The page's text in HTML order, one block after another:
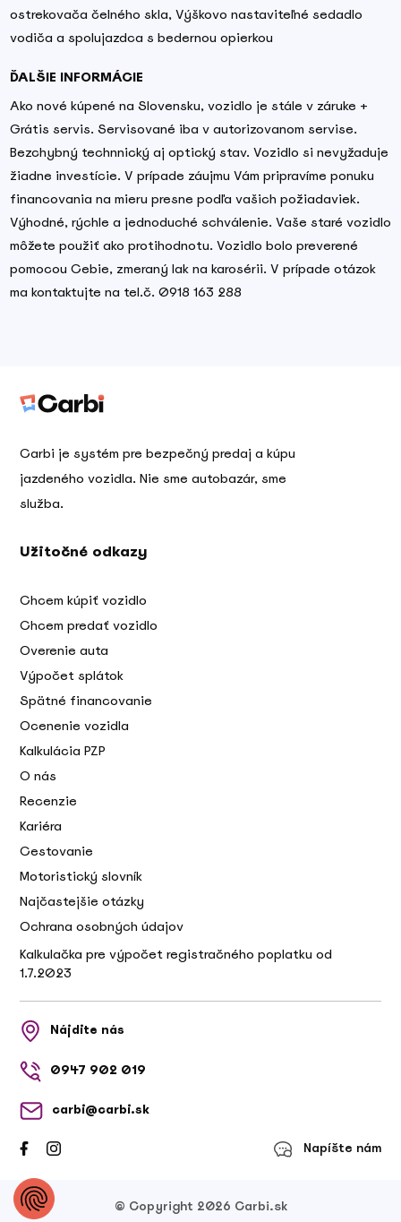
ostrekovača čelného skla, Výškovo nastaviteľné sedadlo
vodiča a spolujazdca s bedernou opierkou
ĎALŠIE INFORMÁCIE
Ako nové kúpené na Slovensku, vozidlo je stále v záruke +
Grátis servis. Servisované iba v autorizovanom servise.
Bezchybný technnický aj optický stav. Vozidlo si nevyžaduje
žiadne investície. V prípade záujmu Vám pripravíme ponuku
financovania na mieru presne podľa vašich požiadaviek.
Výhodné, rýchle a jednoduché schválenie. Vaše staré vozidlo
môžete použiť ako protihodnotu. Vozidlo bolo preverené
pomocou Cebie, zmeraný lak na karosérii. V prípade otázok
ma kontaktujte na tel.č. 0918 163 288
Carbi je systém pre bezpečný predaj a kúpu
jazdeného vozidla. Nie sme autobazár, sme
služba.
Užitočné odkazy
Chcem kúpiť vozidlo
Chcem predať vozidlo
Overenie auta
Výpočet splátok
Spätné financovanie
Ocenenie vozidla
Kalkulácia PZP
O nás
Recenzie
Kariéra
Cestovanie
Motoristický slovník
Najčastejšie otázky
Ochrana osobných údajov
Kalkulačka pre výpočet registračného poplatku od
1.7.2023
Nájdite nás
0947 902 019
carbi@carbi.sk
Napíšte nám
© Copyright 2026 Carbi.sk